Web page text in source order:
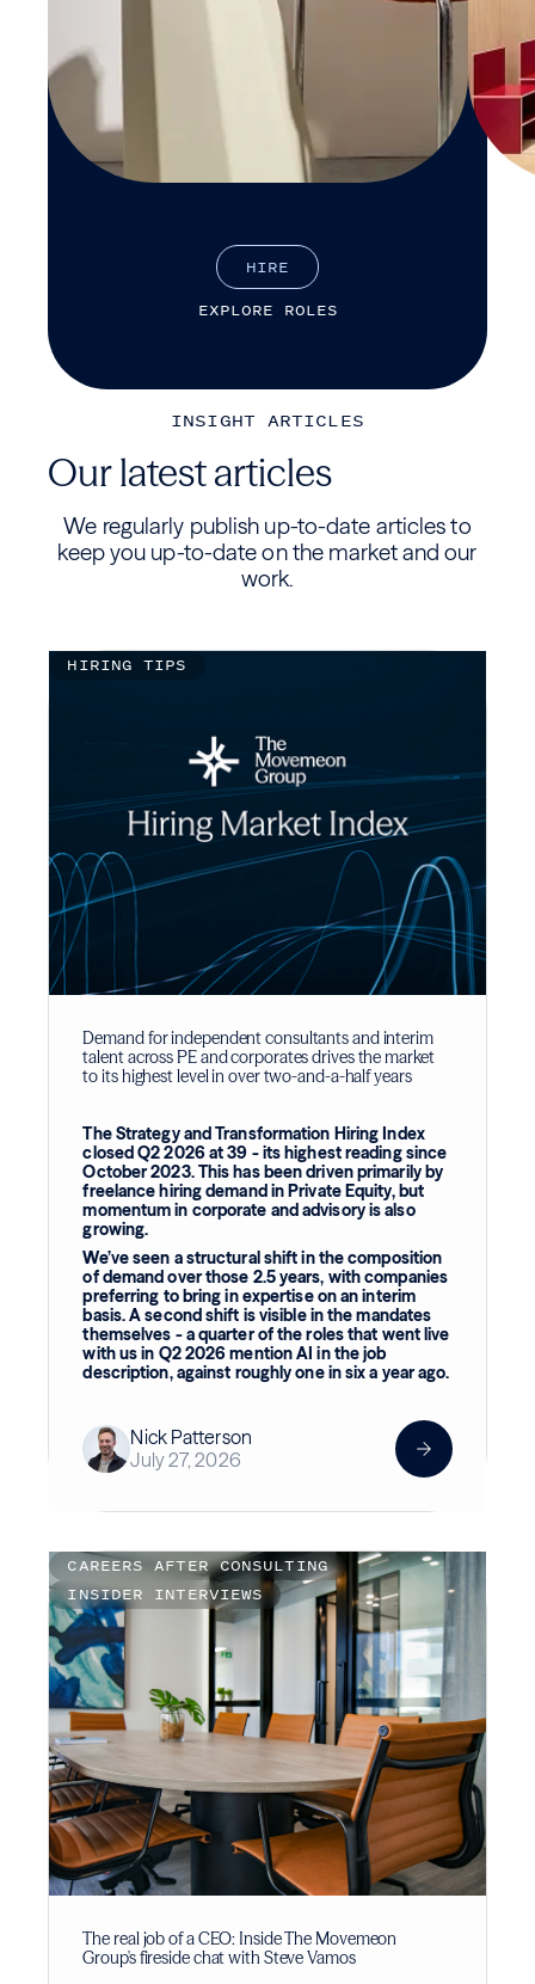
HIRE
EXPLORE ROLES
INSIGHT ARTICLES
Our latest articles
We regularly publish up-to-date articles to
keep you up-to-date on the market and our
work.
Demand for independent consultants and interim
talent across PE and corporates drives the market
to its highest level in over two-and-a-half years
The Strategy and Transformation Hiring Index
closed Q2 2026 at 39 - its highest reading since
October 2023. This has been driven primarily by
freelance hiring demand in Private Equity, but
momentum in corporate and advisory is also
growing.
We’ve seen a structural shift in the composition
of demand over those 2.5 years, with companies
preferring to bring in expertise on an interim
basis. A second shift is visible in the mandates
themselves - a quarter of the roles that went live
with us in Q2 2026 mention AI in the job
description, against roughly one in six a year ago.
Nick Patterson
July 27, 2026
HIRING TIPS
The real job of a CEO: Inside The Movemeon
Group's fireside chat with Steve Vamos
CAREERS AFTER CONSULTING
INSIDER INTERVIEWS